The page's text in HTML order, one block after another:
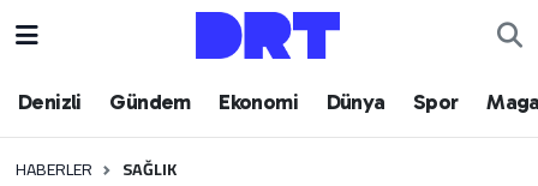
Denizli Gündem Ekonomi Dünya Spor
HABERLER SAĞLIK
Denizli
Hava Durumu
Trafik Durumu